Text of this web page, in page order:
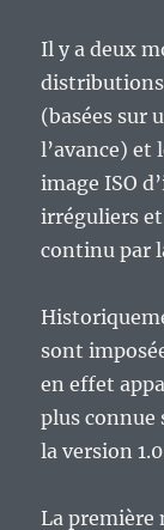
Il y a deux
distributions
(basées sur
l’avance) et
image ISO
irréguliers
continu par
sont
en effet
plus connue
la version
La première